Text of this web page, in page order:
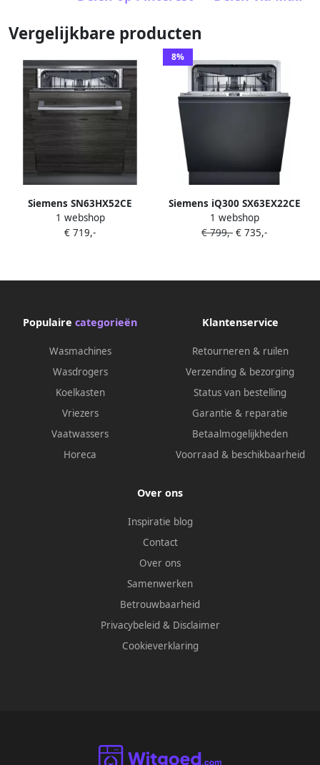
Vergelijkbare producten
Siemens SN63HX52CE
vaatwasser Volledig
ingebouwd 14 couverts D
1 webshop
€ 719,-
8%
Siemens iQ300 SX63EX22CE
vaatwasser Volledig
ingebouwd 14 couverts A
1 webshop
€ 799,- € 735,-
Populaire categorieën
Wasmachines
Wasdrogers
Koelkasten
Vriezers
Vaatwassers
Horeca
Klantenservice
Retourneren & ruilen
Verzending & bezorging
Status van bestelling
Garantie & reparatie
Betaalmogelijkheden
Voorraad & beschikbaarheid
Over ons
Inspiratie blog
Contact
Over ons
Samenwerken
Betrouwbaarheid
Privacybeleid & Disclaimer
Cookieverklaring